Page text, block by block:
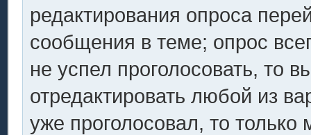
редактирования опроса
сообщения в теме; опрос
не успел проголосовать, то
отредактировать любой из
уже проголосовал, то